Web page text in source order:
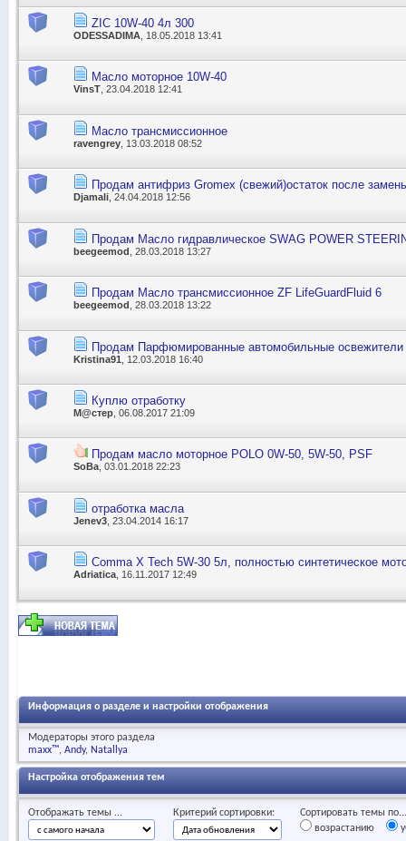
ZIC 10W-40 4л 300
ODESSADIMA , 18.05.2018 13:41
Масло моторное 10W-40
VinsT , 23.04.2018 12:41
Масло трансмиссионное
ravengrey , 13.03.2018 08:52
Продам антифриз Gromex (свежий)остаток после
Djamali , 24.04.2018 12:56
Продам Масло гидравлическое SWAG POWER
beegeemod , 28.03.2018 13:27
Продам Масло трансмиссионное ZF LifeGuardFluid 6
beegeemod , 28.03.2018 13:22
Продам Парфюмированные автомобильные освежители
Kristina91 , 12.03.2018 16:40
Куплю отработку
М@стер , 06.08.2017 21:09
Продам масло моторное POLO 0W-50, 5W-50, PSF
SoBa, 03.01.2018 22:23
отработка масла
Jenev3 , 23.04.2014 16:17
Comma X Tech 5W-30 5л, полностью синтетическое
Adriatica , 16.11.2017 12:49
Информация о разделе и настройки отображения
Модераторы этого раздела
maxx™ Andy Natallya
Настройка отображения тем
Отображать темы ... Критерий сортировки:
Сортировать темы по...
возрастанию